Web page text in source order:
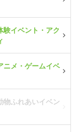
験イベント・アク
ニメ・ゲームイベ
物ふれあいイベン